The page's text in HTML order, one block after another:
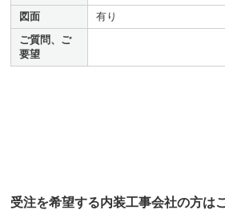
図面
有り
ご質問、ご
要望
受注を希望する内装工事会社の方は